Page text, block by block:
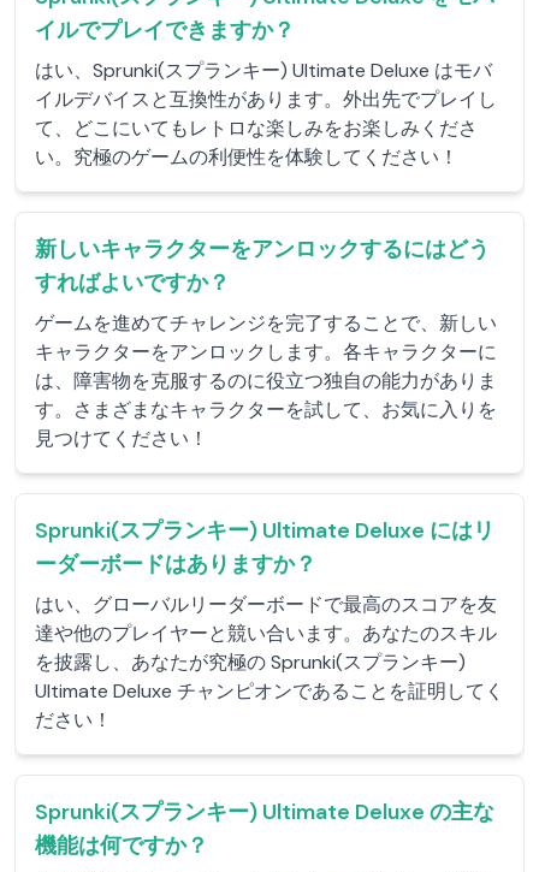
イルでプレイできますか？
はい、Sprunki(スプランキー) Ultimate Deluxe はモバ
イルデバイスと互換性があります。外出先でプレイし
て、どこにいてもレトロな楽しみをお楽しみくださ
い。究極のゲームの利便性を体験してください！
新しいキャラクターをアンロックするにはどう
すればよいですか？
ゲームを進めてチャレンジを完了することで、新しい
キャラクターをアンロックします。各キャラクターに
は、障害物を克服するのに役立つ独自の能力がありま
す。さまざまなキャラクターを試して、お気に入りを
見つけてください！
Sprunki(スプランキー) Ultimate Deluxe にはリ
ーダーボードはありますか？
はい、グローバルリーダーボードで最高のスコアを友
達や他のプレイヤーと競い合います。あなたのスキル
を披露し、あなたが究極の Sprunki(スプランキー)
Ultimate Deluxe チャンピオンであることを証明してく
ださい！
Sprunki(スプランキー) Ultimate Deluxe の主な
機能は何ですか？